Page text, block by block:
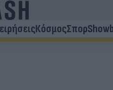
ΚόσμοςΣπορ